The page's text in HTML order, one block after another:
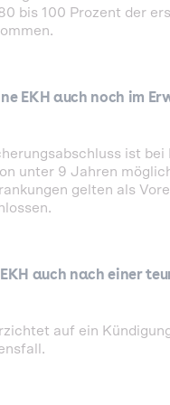
bis 100 Prozent der
EKH auch noch im
ist bei
unter 9 Jahren
gelten als
auch nach einer
auf ein